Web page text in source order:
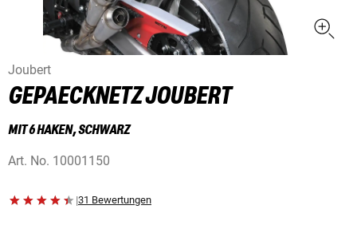
Joubert
GEPAECKNETZ JOUBERT
MIT 6 HAKEN, SCHWARZ
Art. No. 10001150
|31 Bewertungen